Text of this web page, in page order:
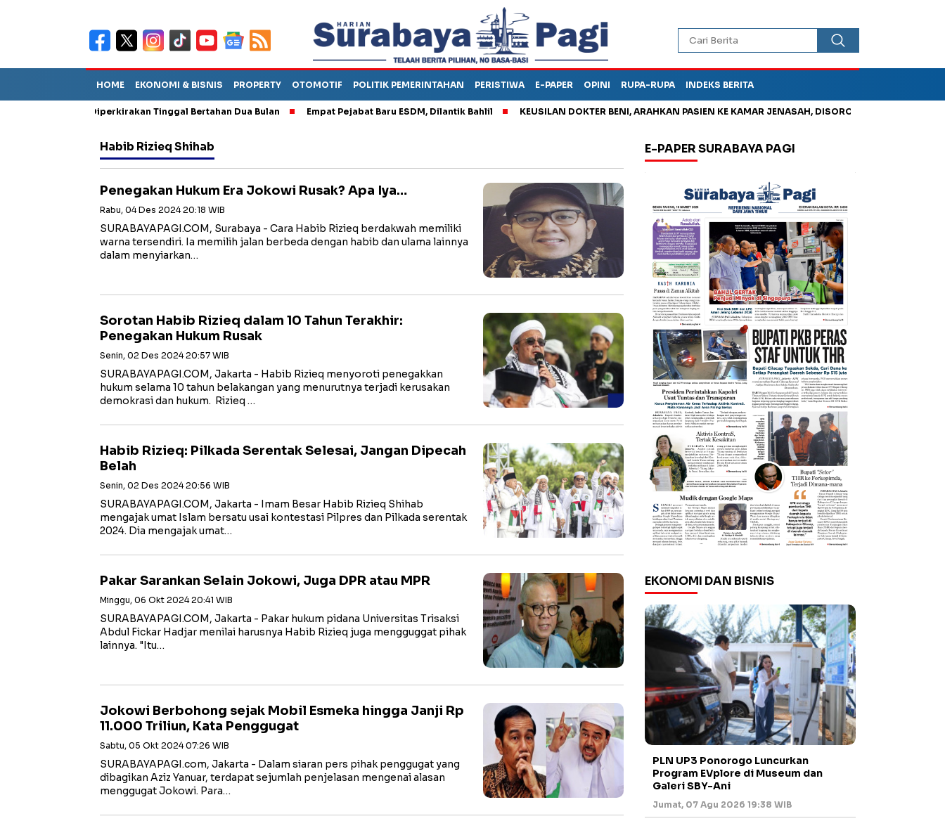
HOME EKONOMI & BISNIS PROPERTY OTOMOTIF POLITIK PEMERINTAHAN PERISTIWA E-PAPER OPINI RUPA-RUPA INDEKS BERITA
Sebut TPA Diperkirakan Tinggal Bertahan Dua Bulan Empat Pejabat Baru ESDM, Dilantik Bahlil KEUSILAN DOKTER BENI, ARAHKAN PASIEN KE KAMAR JENASAH, DISOROT
Habib Rizieq Shihab
Penegakan Hukum Era Jokowi Rusak? Apa Iya…
Rabu, 04 Des 2024 20:18 WIB
SURABAYAPAGI.COM, Surabaya - Cara Habib Rizieq berdakwah memiliki
warna tersendiri. Ia memilih jalan berbeda dengan habib dan ulama lainnya
dalam menyiarkan…
Sorotan Habib Rizieq dalam 10 Tahun Terakhir:
Penegakan Hukum Rusak
Senin, 02 Des 2024 20:57 WIB
SURABAYAPAGI.COM, Jakarta - Habib Rizieq menyoroti penegakkan
hukum selama 10 tahun belakangan yang menurutnya terjadi kerusakan
demokrasi dan hukum. Rizieq …
Habib Rizieq: Pilkada Serentak Selesai, Jangan Dipecah
Belah
Senin, 02 Des 2024 20:56 WIB
SURABAYAPAGI.COM, Jakarta - Imam Besar Habib Rizieq Shihab
mengajak umat Islam bersatu usai kontestasi Pilpres dan Pilkada serentak
2024. Dia mengajak umat…
Pakar Sarankan Selain Jokowi, Juga DPR atau MPR
Minggu, 06 Okt 2024 20:41 WIB
SURABAYAPAGI.COM, Jakarta - Pakar hukum pidana Universitas Trisaksi
Abdul Fickar Hadjar menilai harusnya Habib Rizieq juga mengguggat pihak
lainnya. "Itu…
Jokowi Berbohong sejak Mobil Esmeka hingga Janji Rp
11.000 Triliun, Kata Penggugat
Sabtu, 05 Okt 2024 07:26 WIB
SURABAYAPAGI.com, Jakarta - Dalam siaran pers pihak penggugat yang
dibagikan Aziz Yanuar, terdapat sejumlah penjelasan mengenai alasan
menggugat Jokowi. Para…
E-PAPER SURABAYA PAGI
EKONOMI DAN BISNIS
PLN UP3 Ponorogo Luncurkan
Program EVplore di Museum dan
Galeri SBY-Ani
Jumat, 07 Agu 2026 19:38 WIB